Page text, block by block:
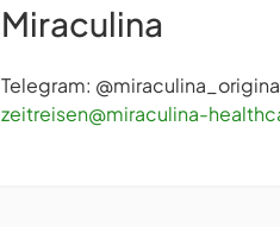
Miraculina
Telegram:
zeitreisen@miraculina-